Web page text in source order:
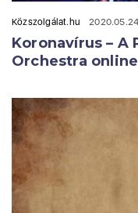
Közszolgálat.hu
Koronavírus – A
Orchestra